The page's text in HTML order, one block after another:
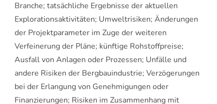
Branche; tatsächliche Ergebnisse der aktuellen
Explorationsaktivitäten; Umweltrisiken; Änderungen
der Projektparameter im Zuge der weiteren
Verfeinerung der Pläne; künftige Rohstoffpreise;
Ausfall von Anlagen oder Prozessen; Unfälle und
andere Risiken der Bergbauindustrie; Verzögerungen
bei der Erlangung von Genehmigungen oder
Finanzierungen; Risiken im Zusammenhang mit